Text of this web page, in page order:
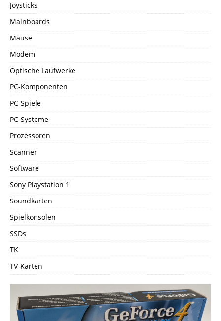
Joysticks
Mainboards
Mäuse
Modem
Optische Laufwerke
PC-Komponenten
PC-Spiele
PC-Systeme
Prozessoren
Scanner
Software
Sony Playstation 1
Soundkarten
Spielkonsolen
SSDs
TK
TV-Karten